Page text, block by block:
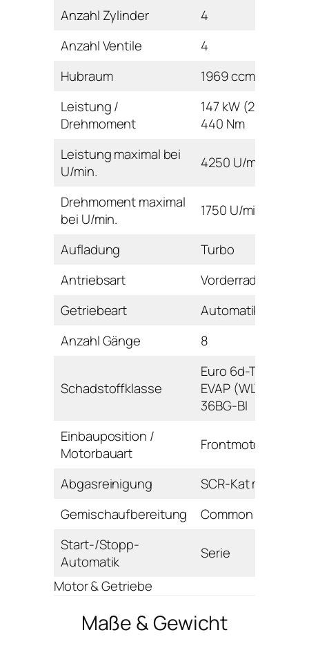
Anzahl Zylinder
4
Anzahl Ventile
4
Hubraum
1969 ccm
Leistung /
Drehmoment
147 kW (200 PS) /
440 Nm
Leistung maximal bei
U/min.
4250 U/min
Drehmoment maximal
bei U/min.
1750 U/min
Aufladung
Turbo
Antriebsart
Vorderrad
Getriebeart
Automatikgetriebe
Anzahl Gänge
8
Schadstoffklasse
Euro 6d-TEMP-
EVAP (WLTP)
36BG-BI
Einbauposition /
Motorbauart
Frontmotor / Reihe
Abgasreinigung
SCR-Kat mit DPF
Gemischaufbereitung
Common Rail
Start-/Stopp-
Automatik
Serie
Motor & Getriebe
Maße & Gewicht